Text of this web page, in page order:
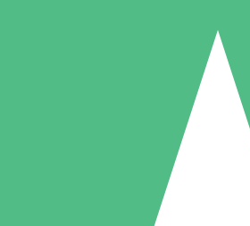
Individuele
per gebruik met downloadtegoeden. Geen
5 Downloaden
US$